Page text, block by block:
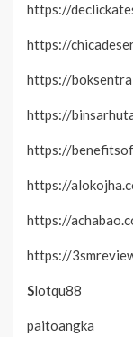
https://
https://
https://
https://
https://
https://
https://
https://
Slotqu88
paitoangka